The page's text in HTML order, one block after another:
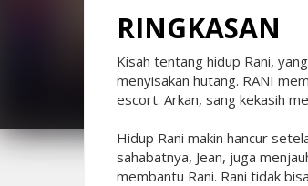
RINGKASAN
Kisah tentang hidup Rani,
menyisakan hutang. RANI
escort. Arkan, sang kekasih
Hidup Rani makin hancur
sahabatnya, Jean, juga
membantu Rani. Rani tidak